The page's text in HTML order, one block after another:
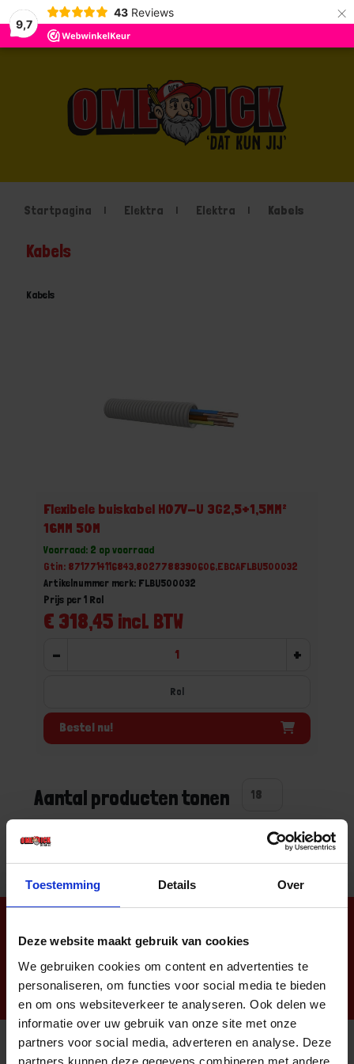
Toestemming Details Over
Deze website maakt gebruik van cookies
We gebruiken cookies om content en advertenties te
personaliseren, om functies voor social media te bieden
en om ons websiteverkeer te analyseren. Ook delen we
informatie over uw gebruik van onze site met onze
partners voor social media, adverteren en analyse. Deze
partners kunnen deze gegevens combineren met andere
9,7
43 Reviews ×
Startpagina Elektra Elektra Kabels
Kabels
Kabels
Flexibele buiskabel H07V-U 3G2,5+1,5MM²
16MM 50M
Voorraad: 2 op voorraad
Gtin: 8717714116843,8027788390606,EBCAFLBU500032
Artikelnummer merk: FLBU500032
€ 318,45 incl. BTW
Prijs per 1 Rol
- +
Rol
Bestel nu!
Aantal producten tonen